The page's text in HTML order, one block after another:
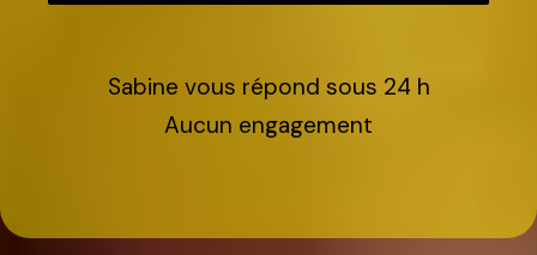
Sabine vous répond sous 24 h
Aucun engagement